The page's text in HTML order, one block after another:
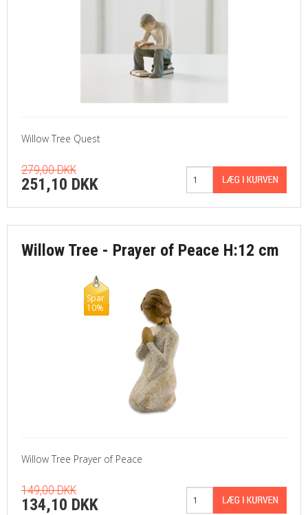
Willow Tree Quest
279,00 DKK
251,10 DKK
Willow Tree - Prayer of Peace H:12 cm
Spar
10%
Willow Tree Prayer of Peace
149,00 DKK
134,10 DKK